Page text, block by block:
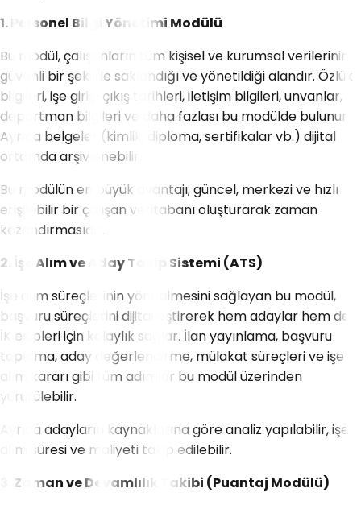
1. Personel Bilgi Yönetimi Modülü
Bu modül, çalışanların tüm kişisel ve kurumsal verilerinin
güvenli bir şekilde saklandığı ve yönetildiği alandır. Özlük
bilgileri, işe giriş-çıkış tarihleri, iletişim bilgileri, unvanlar,
departman bilgileri ve daha fazlası bu modülde bulunur.
Ayrıca belgeler (kimlik, diploma, sertifikalar vb.) dijital
ortamda arşivlenebilir.
Bu modülün en büyük avantajı; güncel, merkezi ve hızlı
erişilebilir bir çalışan veritabanı oluşturarak zaman
kazandırmasıdır.
2. İşe Alım ve Aday Takip Sistemi (ATS)
İşe alım süreçlerinin yönetilmesini sağlayan bu modül,
başvuru süreçlerini dijitalleştirerek hem adaylar hem de
İK ekipleri için kolaylık sağlar. İlan yayınlama, başvuru
toplama, aday değerlendirme, mülakat süreçleri ve işe
alım kararı gibi tüm adımlar bu modül üzerinden
yürütülebilir.
Ayrıca adayların kaynaklarına göre analiz yapılabilir, işe
alım süresi ve maliyeti takip edilebilir.
3. Zaman ve Devamlılık Takibi (Puantaj Modülü)